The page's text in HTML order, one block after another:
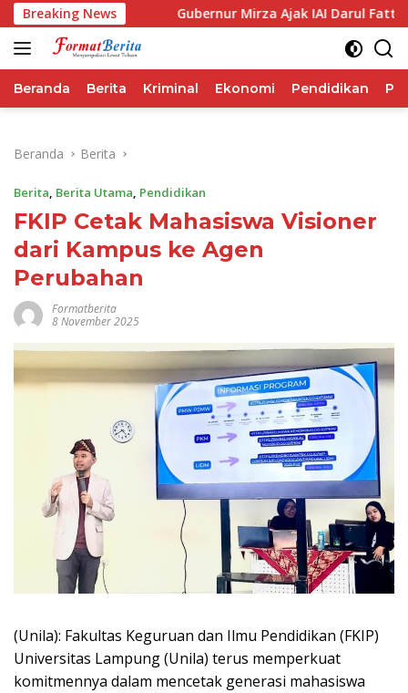
Langsung
ke
konten
Breaking News
IHSG Gubernur Mirza Ajak IAI Darul Fattah Cetak
Beranda Berita Kriminal Ekonomi Pendidikan
Beranda Berita
Berita, Berita Utama, Pendidikan
FKIP Cetak Mahasiswa Visioner
dari Kampus ke Agen
Perubahan
Formatberita
8 November 2025
(Unila): Fakultas Keguruan dan Ilmu Pendidikan (FKIP)
Universitas Lampung (Unila) terus memperkuat
komitmennya dalam mencetak generasi mahasiswa